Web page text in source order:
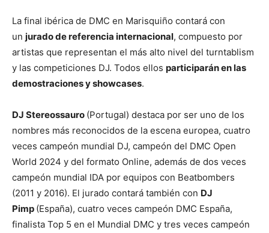
La final ibérica de DMC en Marisquiño contará con
un jurado de referencia internacional, compuesto por
artistas que representan el más alto nivel del turntablism
y las competiciones DJ. Todos ellos participarán en las
demostraciones y showcases.
DJ Stereossauro (Portugal) destaca por ser uno de los
nombres más reconocidos de la escena europea, cuatro
veces campeón mundial DJ, campeón del DMC Open
World 2024 y del formato Online, además de dos veces
campeón mundial IDA por equipos con Beatbombers
(2011 y 2016). El jurado contará también con DJ
Pimp (España), cuatro veces campeón DMC España,
finalista Top 5 en el Mundial DMC y tres veces campeón